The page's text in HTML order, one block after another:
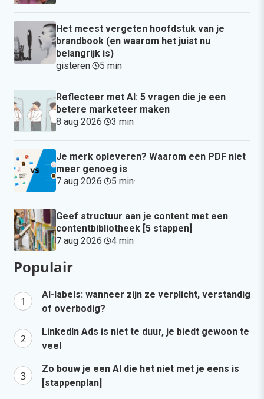
Het meest vergeten hoofdstuk van je
brandbook (en waarom het juist nu
belangrijk is)
gisteren· 5 min·
Reflecteer met AI: 5 vragen die je een
betere marketeer maken
8 aug 2026· 3 min·
Je merk opleveren? Waarom een PDF niet
meer genoeg is
7 aug 2026· 5 min·
Geef structuur aan je content met een
contentbibliotheek [5 stappen]
7 aug 2026· 4 min·
Populair
AI-labels: wanneer zijn ze verplicht, verstandig
of overbodig?
LinkedIn Ads is niet te duur, je biedt gewoon te
veel
Zo bouw je een AI die het niet met je eens is
[stappenplan]